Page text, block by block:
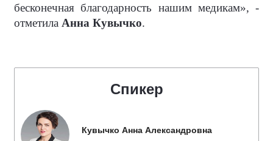
бесконечная благодарность нашим медикам», -
отметила Анна Кувычко.
Спикер
Кувычко Анна Александровна